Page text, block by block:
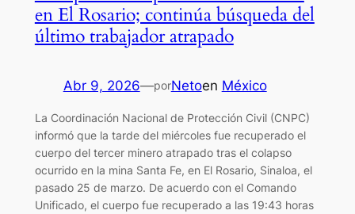
en El Rosario; continúa búsqueda del
último trabajador atrapado
Abr 9, 2026—porNetoen México
La Coordinación Nacional de Protección Civil (CNPC)
informó que la tarde del miércoles fue recuperado el
cuerpo del tercer minero atrapado tras el colapso
ocurrido en la mina Santa Fe, en El Rosario, Sinaloa, el
pasado 25 de marzo. De acuerdo con el Comando
Unificado, el cuerpo fue recuperado a las 19:43 horas